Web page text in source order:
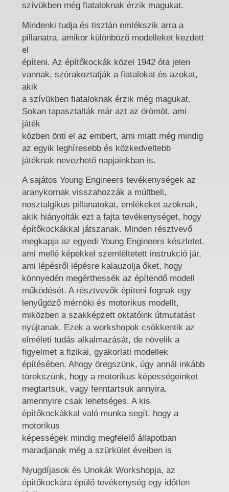
szívükben még fiataloknak érzik magukat.
Mindenki tudja és tisztán emlékszik arra a
pillanatra, amikor különböző modelleket kezdett
el
építeni. Az építőkockák közel 1942 óta jelen
vannak, szórakoztatják a fiatalokat és azokat,
akik
a szívükben fiataloknak érzik még magukat.
Sokan tapasztalták már azt az örömöt, ami
játék
közben önti el az embert, ami miatt még mindig
az egyik leghíresebb és közkedveltebb
játéknak nevezhető napjainkban is.
A sajátos Young Engineers tevékenységek az
aranykornak visszahozzák a múltbeli,
nosztalgikus pillanatokat, emlékeket azoknak,
akik hiányolták ezt a fajta tevékenységet, hogy
építőkockákkal játszanak. Minden résztvevő
megkapja az egyedi Young Engineers készletet,
ami mellé képekkel szemléltetett instrukció jár,
ami lépésről lépésre kalauzolja őket, hogy
könnyedén megérthessék az építendő modell
működését. A résztvevők építeni fognak egy
lenyűgöző mérnöki és motorikus modellt,
miközben a szakképzett oktatóink útmutatást
nyújtanak. Ezek a workshopok csökkentik az
elméleti tudás alkalmazását, de növelik a
figyelmet a fizikai, gyakorlati modellek
építésében. Ahogy öregszünk, úgy annál inkább
törekszünk, hogy a motorikus képességeinket
megtartsuk, vagy fenntartsuk annyira,
amennyire csak lehetséges. A kis
építőkockákkal való munka segít, hogy a
motorikus
képességek mindig megfelelő állapotban
maradjanak még a szürkület éveiben is
Nyugdíjasok és Unokák Workshopja, az
építőkockára épülő tevékenység egy időtlen